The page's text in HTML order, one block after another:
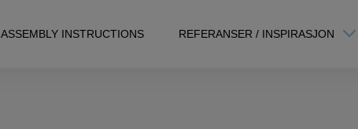
ASSEMBLY INSTRUCTIONS REFERANSER / INSPIRASJON